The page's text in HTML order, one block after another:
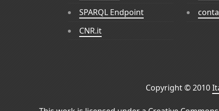
SPARQL Endpoint
CNR.it
Copyright © 2010